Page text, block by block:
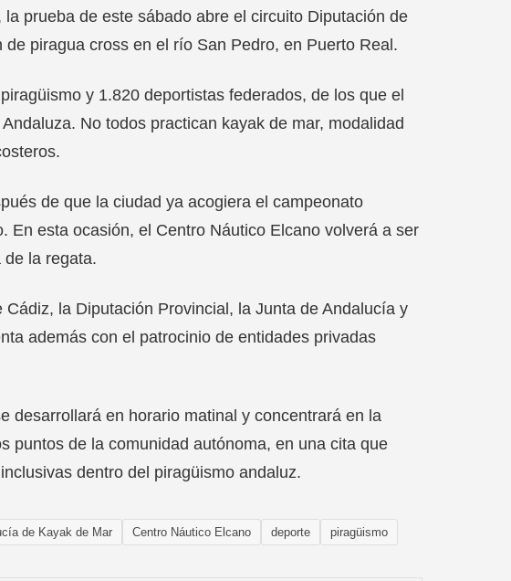
prueba de este sábado abre el circuito Diputación de
piragua cross en el río San Pedro, en Puerto Real.
y 1.820 deportistas federados, de los que el
No todos practican kayak de mar, modalidad
de que la ciudad ya acogiera el campeonato
En esta ocasión, el Centro Náutico Elcano volverá a ser
la regata.
la Diputación Provincial, la Junta de Andalucía y
además con el patrocinio de entidades privadas
desarrollará en horario matinal y concentrará en la
puntos de la comunidad autónoma, en una cita que
dentro del piragüismo andaluz.
de Kayak de Mar Centro Náutico Elcano deporte piragüismo